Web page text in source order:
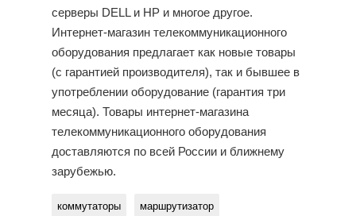
серверы DELL и HP и многое другое.
Интернет-магазин телекоммуникационного
оборудования предлагает как новые товары
(с гарантией производителя), так и бывшее в
употреблении оборудование (гарантия три
месяца). Товары интернет-магазина
телекоммуникационного оборудования
доставляются по всей России и ближнему
зарубежью.
коммутаторы маршрутизатор